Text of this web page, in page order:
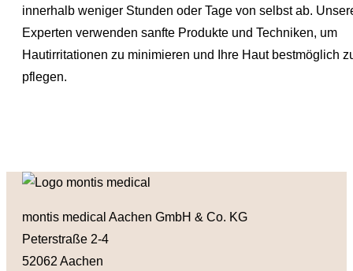
innerhalb weniger Stunden oder Tage von selbst ab.
Experten verwenden sanfte Produkte und Techniken, um
Hautirritationen zu minimieren und Ihre Haut bestmöglich
pflegen.
montis medical Aachen GmbH & Co. KG
Peterstraße 2-4
52062 Aachen